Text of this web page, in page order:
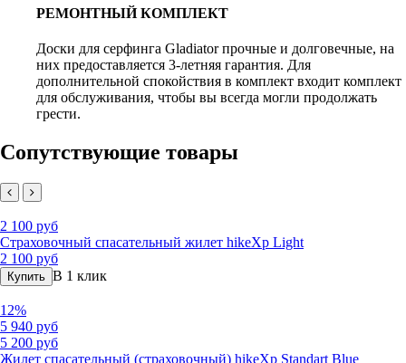
РЕМОНТНЫЙ КОМПЛЕКТ
Доски для серфинга Gladiator прочные и долговечные, на
них предоставляется 3-летняя гарантия. Для
дополнительной спокойствия в комплект входит комплект
для обслуживания, чтобы вы всегда могли продолжать
грести.
Сопутствующие товары
2 100 руб
Страховочный спасательный жилет hikeXp Light
2 100 руб
Купить В 1 клик
12%
5 940 руб
5 200 руб
Жилет спасательный (страховочный) hikeXp Standart Blue